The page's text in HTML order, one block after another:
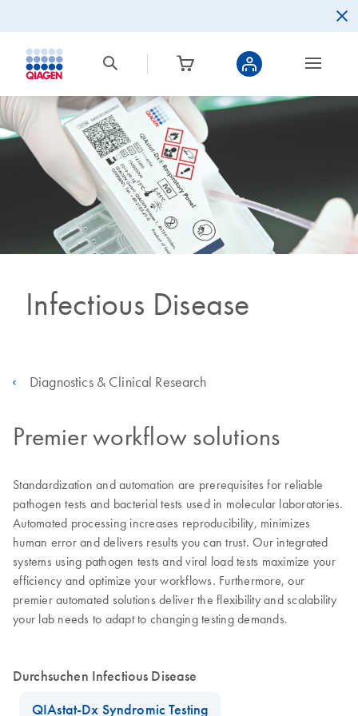
Infectious Disease
Diagnostics & Clinical Research
Premier workflow solutions
Standardization and automation are prerequisites for reliable
pathogen tests and bacterial tests used in molecular laboratories.
Automated processing increases reproducibility, minimizes
human error and delivers results you can trust. Our integrated
systems using pathogen tests and viral load tests maximize your
efficiency and optimize your workflows. Furthermore, our
premier automated solutions deliver the flexibility and scalability
your lab needs to adapt to changing testing demands.
Durchsuchen Infectious Disease
QIAstat-Dx Syndromic Testing